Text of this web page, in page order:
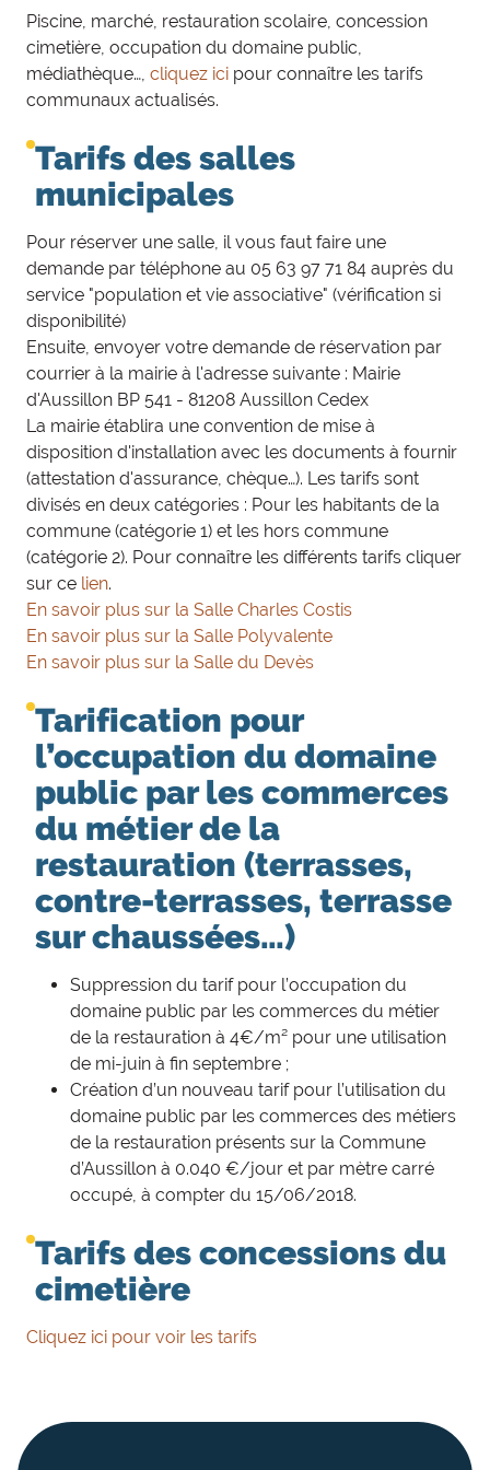
Piscine, marché, restauration scolaire, concession
cimetière, occupation du domaine public,
médiathèque…, cliquez ici pour connaître les tarifs
communaux actualisés.
Tarifs des salles
municipales
Pour réserver une salle, il vous faut faire une
demande par téléphone au 05 63 97 71 84 auprès du
service "population et vie associative" (vérification si
disponibilité)
Ensuite, envoyer votre demande de réservation par
courrier à la mairie à l'adresse suivante : Mairie
d'Aussillon BP 541 - 81208 Aussillon Cedex
La mairie établira une convention de mise à
disposition d'installation avec les documents à fournir
(attestation d'assurance, chèque…). Les tarifs sont
divisés en deux catégories : Pour les habitants de la
commune (catégorie 1) et les hors commune
(catégorie 2). Pour connaître les différents tarifs cliquer
sur ce lien.
En savoir plus sur la Salle Charles Costis
En savoir plus sur la Salle Polyvalente
En savoir plus sur la Salle du Devès
Tarification pour
l’occupation du domaine
public par les commerces
du métier de la
restauration (terrasses,
contre-terrasses, terrasse
sur chaussées…)
Suppression du tarif pour l’occupation du
domaine public par les commerces du métier
de la restauration à 4€/m² pour une utilisation
de mi-juin à fin septembre ;
Création d’un nouveau tarif pour l’utilisation du
domaine public par les commerces des métiers
de la restauration présents sur la Commune
d’Aussillon à 0.040 €/jour et par mètre carré
occupé, à compter du 15/06/2018.
Tarifs des concessions du
cimetière
Cliquez ici pour voir les tarifs